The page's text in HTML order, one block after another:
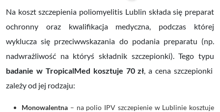
Na koszt szczepienia poliomyelitis Lublin składa się preparat
ochronny oraz kwalifikacja medyczna, podczas której
wyklucza się przeciwwskazania do podania preparatu (np.
nadwrażliwość na któryś składnik szczepionki). Tego typu
badanie w TropicalMed kosztuje 70 zł , a cena szczepionki
zależy od jej rodzaju:
Monowalentna – na polio IPV szczepienie w Lublinie kosztuje